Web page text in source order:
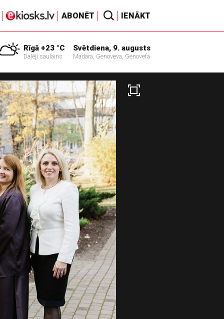
ABONĒT IENĀKT
Rīgā +23 °C
Daļēji saulains
Svētdiena, 9. augusts
Madara, Genoveva, Genovefa